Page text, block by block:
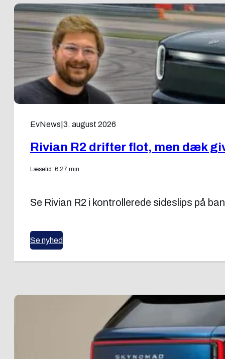
EvNews 3. august 2026
Rivian R2 drifter flot, men dæk
Læsetid: 6:27 min
Se Rivian R2 i kontrollerede sideslips på
Se nyhed